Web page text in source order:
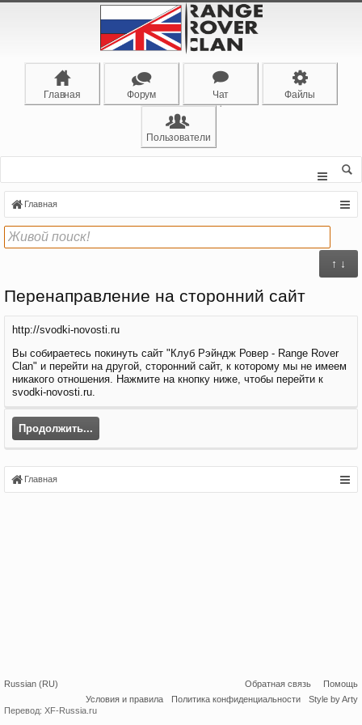
Главная Форум Чат Файлы
Пользователи
Главная
↑ ↓
Перенаправление на сторонний сайт
http://svodki-novosti.ru
Вы собираетесь покинуть сайт "Клуб Рэйндж Ровер - Range Rover
Clan" и перейти на другой, сторонний сайт, к которому мы не имеем
никакого отношения. Нажмите на кнопку ниже, чтобы перейти к
svodki-novosti.ru.
Продолжить...
Главная
Russian (RU) Обратная связь
Помощь
Условия и правила
Политика конфиденциальности
Style by Arty
Перевод: XF-Russia.ru